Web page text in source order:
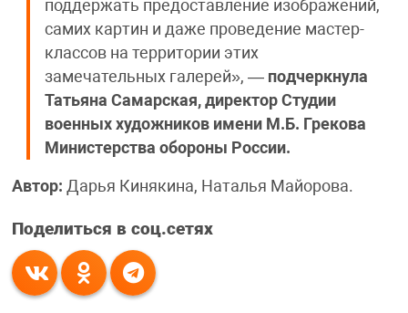
поддержать предоставление изображений,
самих картин и даже проведение мастер-
классов на территории этих
замечательных галерей», — подчеркнула
Татьяна Самарская, директор Студии
военных художников имени М.Б. Грекова
Министерства обороны России.
Автор: Дарья Кинякина, Наталья Майорова.
Поделиться в соц.сетях